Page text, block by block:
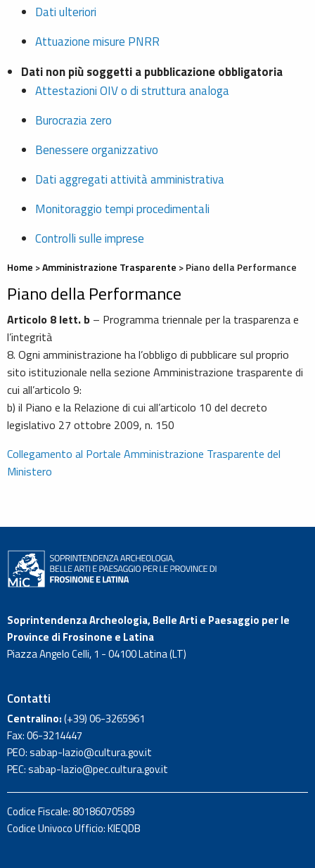
Dati ulteriori
Attuazione misure PNRR
Dati non più soggetti a pubblicazione obbligatoria
Attestazioni OIV o di struttura analoga
Burocrazia zero
Benessere organizzativo
Dati aggregati attività amministrativa
Monitoraggio tempi procedimentali
Controlli sulle imprese
Home >Amministrazione Trasparente >Piano della Performance
Piano della Performance
Articolo 8 lett. b – Programma triennale per la trasparenza e
l’integrità
8. Ogni amministrazione ha l’obbligo di pubblicare sul proprio
sito istituzionale nella sezione Amministrazione trasparente di
cui all’articolo 9:
b) il Piano e la Relazione di cui all’articolo 10 del decreto
legislativo 27 ottobre 2009, n. 150
Collegamento al Portale Amministrazione Trasparente del
Ministero
Soprintendenza Archeologia, Belle Arti e Paesaggio per le
Province di Frosinone e Latina
Piazza Angelo Celli, 1 - 04100 Latina (LT)
Contatti
Centralino:(+39)06-3265961
Fax: 06-3214447
PEO:sabap-lazio@cultura.gov.it
PEC:sabap-lazio@pec.cultura.gov.it
Codice Fiscale: 80186070589
Codice Univoco Ufficio: KIEQDB